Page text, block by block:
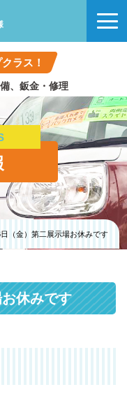
ラス！
、鈑金・修理
（金）第二展示場お休みです
休みです